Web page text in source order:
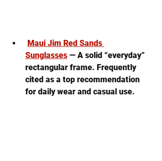
Maui Jim Red Sands
Sunglasses — A solid “everyday”
rectangular frame. Frequently
cited as a top recommendation
for daily wear and casual use.